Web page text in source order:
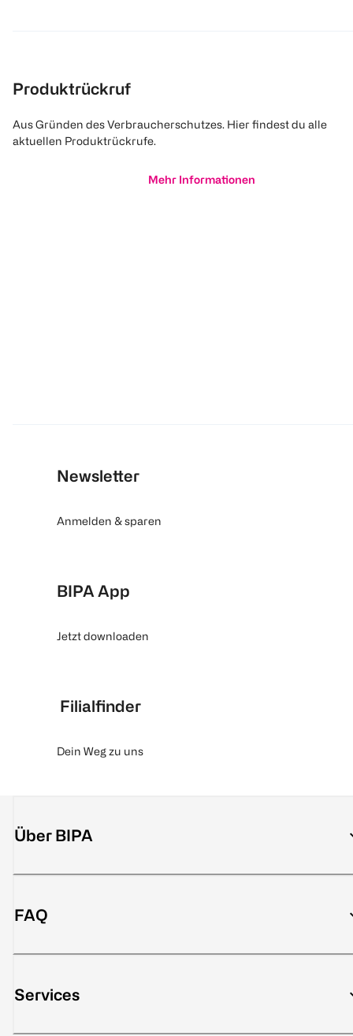
Produktrückruf
Aus Gründen des Verbraucherschutzes. Hier findest du alle
aktuellen Produktrückrufe.
Mehr Informationen
Newsletter
Anmelden & sparen
BIPA App
Jetzt downloaden
Filialfinder
Dein Weg zu uns
Über BIPA
FAQ
Services